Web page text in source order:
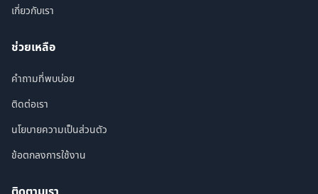
เกี่ยวกับเรา
ช่วยเหลือ
คำถามที่พบบ่อย
ติดต่อเรา
นโยบายความเป็นส่วนตัว
ข้อตกลงการใช้งาน